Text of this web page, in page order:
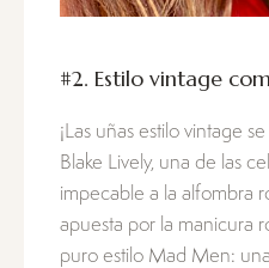
#2. Estilo vintage
¡Las uñas estilo vintage
Blake Lively, una de las
impecable a la alfombra
apuesta por la manicura
puro estilo Mad Men: